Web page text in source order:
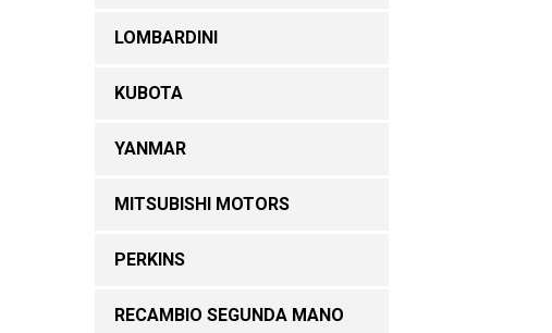
LOMBARDINI
KUBOTA
YANMAR
MITSUBISHI MOTORS
PERKINS
RECAMBIO SEGUNDA MANO